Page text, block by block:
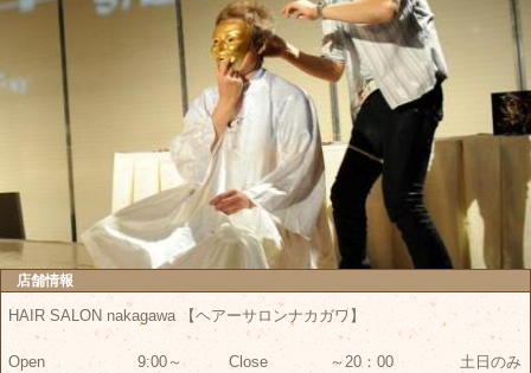
店舗情報
HAIR SALON nakagawa 【ヘアーサロンナカガワ】
Open 9:00～ Close ～20：00 土日のみ